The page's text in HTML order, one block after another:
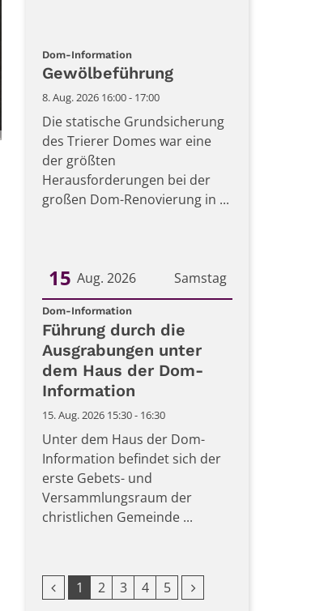
Dom-Information:
Gewölbeführung
8. Aug. 2026 16:00 - 17:00
Die statische Grundsicherung
des Trierer Domes war eine
der größten
Herausforderungen bei der
großen Dom-Renovierung in ...
Samstag
15 Aug. 2026
Datum: 15. August 2026
Dom-Information:
Führung durch die
Ausgrabungen unter
dem Haus der Dom-
Information
15. Aug. 2026 15:30 - 16:30
Unter dem Haus der Dom-
Information befindet sich der
erste Gebets- und
Versammlungsraum der
christlichen Gemeinde ...
Vorherige Seite
1 2 3 4 5 Nächste Seite